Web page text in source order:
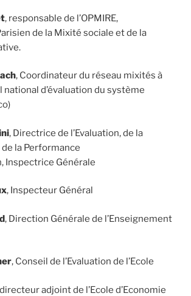
, responsable de l’OPMIRE,
de la Mixité sociale et de la
, Coordinateur du réseau mixités à
national d’évaluation du système
, Directrice de l’Evaluation, de la
la Performance
Inspectrice Générale
, Inspecteur Général
, Direction Générale de l’Enseignement
, Conseil de l’Evaluation de l’Ecole
adjoint de l’Ecole d’Economie